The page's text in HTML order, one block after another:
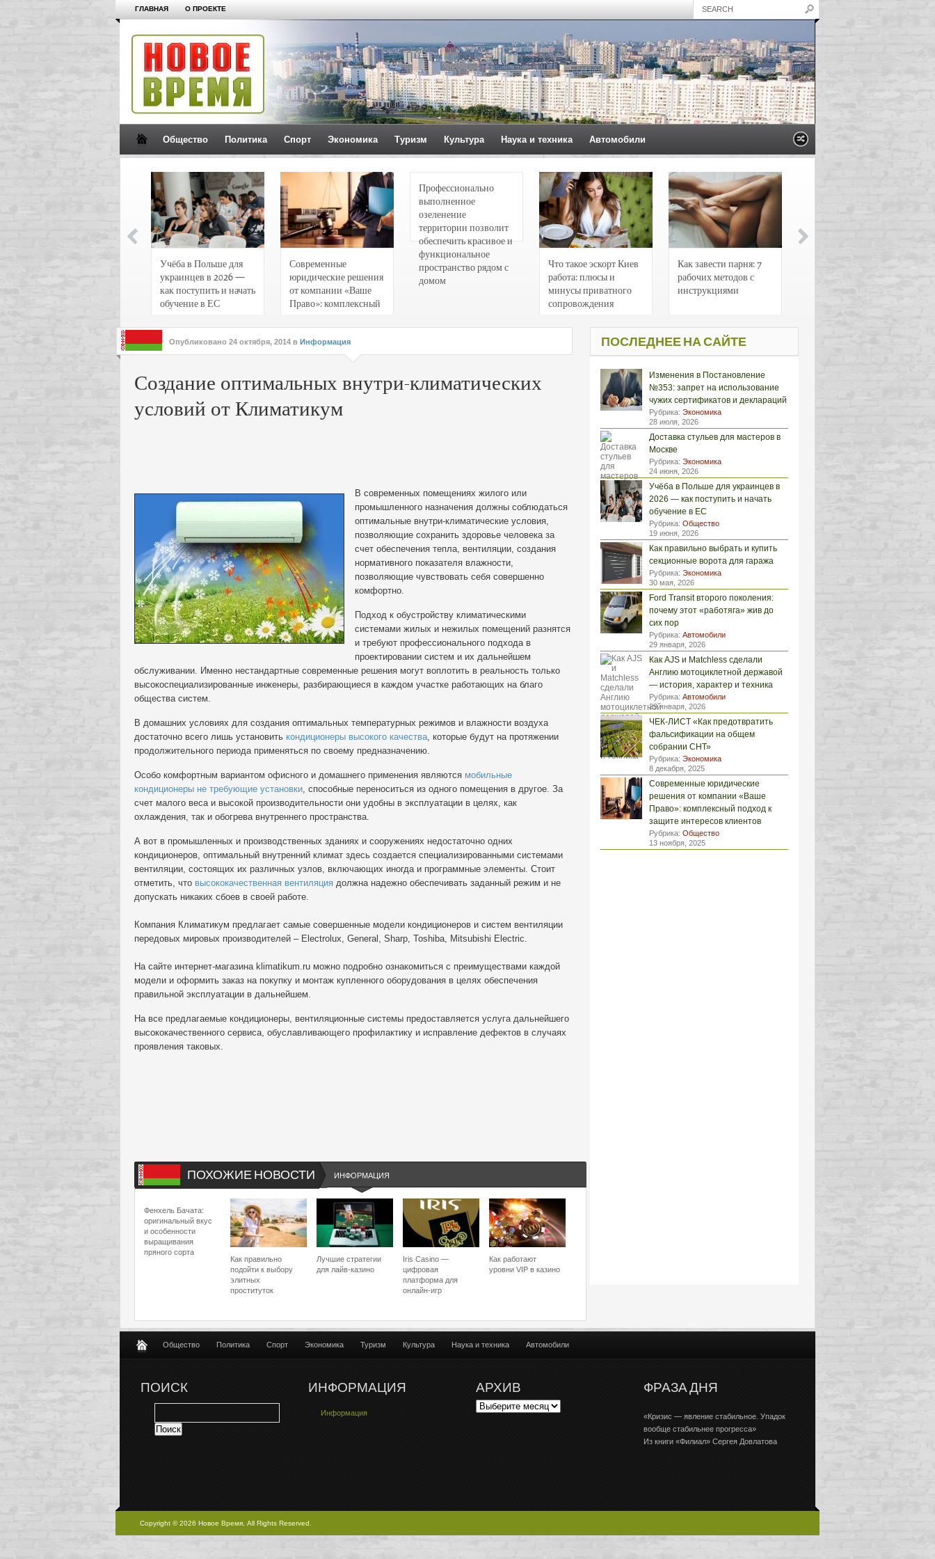
ГЛАВНАЯ О ПРОЕКТЕ
Общество Политика Спорт Экономика Туризм Культура Наука и техника Автомобили
Учёба в Польше для
украинцев в 2026 —
как поступить и начать
обучение в ЕС
Современные
юридические решения
от компании «Ваше
Право»: комплексный
интересов клиентов
Профессионально
выполненное
озеленение
территории позволит
обеспечить красивое и
функциональное
пространство рядом с
домом
Что такое эскорт Киев
работа: плюсы и
минусы приватного
сопровождения
Как завести парня: 7
рабочих методов с
инструкциями
Опубликовано 24 октября, 2014 в Информация
Создание оптимальных внутри-климатических
условий от Климатикум
В современных помещениях жилого или
промышленного назначения должны соблюдаться
оптимальные внутри-климатические условия,
позволяющие сохранить здоровье человека за
счет обеспечения тепла, вентиляции, создания
нормативного показателя влажности,
позволяющие чувствовать себя совершенно
комфортно.
Подход к обустройству климатическими
системами жилых и нежилых помещений разнятся
и требуют профессионального подхода в
проектировании систем и их дальнейшем
обслуживании. Именно нестандартные современные решения могут воплотить в реальность только
высокоспециализированные инженеры, разбирающиеся в каждом участке работающих на благо
общества систем.
В домашних условиях для создания оптимальных температурных режимов и влажности воздуха
достаточно всего лишь установить кондиционеры высокого качества, которые будут на протяжении
продолжительного периода применяться по своему предназначению.
Особо комфортным вариантом офисного и домашнего применения являются мобильные
кондиционеры не требующие установки, способные переноситься из одного помещения в другое. За
счет малого веса и высокой производительности они удобны в эксплуатации в целях, как
охлаждения, так и обогрева внутреннего пространства.
А вот в промышленных и производственных зданиях и сооружениях недостаточно одних
кондиционеров, оптимальный внутренний климат здесь создается специализированными системами
вентиляции, состоящих их различных узлов, включающих иногда и программные элементы. Стоит
отметить, что высококачественная вентиляция должна надежно обеспечивать заданный режим и не
допускать никаких сбоев в своей работе.
Компания Климатикум предлагает самые совершенные модели кондиционеров и систем вентиляции
передовых мировых производителей – Electrolux, General, Sharp, Toshiba, Mitsubishi Electric.
На сайте интернет-магазина klimatikum.ru можно подробно ознакомиться с преимуществами каждой
модели и оформить заказ на покупку и монтаж купленного оборудования в целях обеспечения
правильной эксплуатации в дальнейшем.
На все предлагаемые кондиционеры, вентиляционные системы предоставляется услуга дальнейшего
высококачественного сервиса, обуславливающего профилактику и исправление дефектов в случаях
проявления таковых.
ПОХОЖИЕ НОВОСТИ ИНФОРМАЦИЯ
Фенхель Бачата:
оригинальный вкус
и особенности
выращивания
пряного сорта
Как правильно
подойти к выбору
элитных
проституток
Лучшие стратегии
для лайв-казино
Iris Casino —
цифровая
платформа для
онлайн-игр
Как работают
уровни VIP в казино
ПОСЛЕДНЕЕ НА САЙТЕ
Изменения в Постановление
№353: запрет на использование
чужих сертификатов и деклараций
Рубрика: Экономика
28 июля, 2026
Доставка стульев для мастеров в
Москве
Рубрика: Экономика
24 июня, 2026
Учёба в Польше для украинцев в
2026 — как поступить и начать
обучение в ЕС
Рубрика: Общество
19 июня, 2026
Как правильно выбрать и купить
секционные ворота для гаража
Рубрика: Экономика
30 мая, 2026
Ford Transit второго поколения:
почему этот «работяга» жив до
сих пор
Рубрика: Автомобили
29 января, 2026
Как AJS и Matchless сделали
Англию мотоциклетной державой
— история, характер и техника
Рубрика: Автомобили
29 января, 2026
ЧЕК-ЛИСТ «Как предотвратить
фальсификации на общем
собрании СНТ»
Рубрика: Экономика
8 декабря, 2025
Современные юридические
решения от компании «Ваше
Право»: комплексный подход к
защите интересов клиентов
Рубрика: Общество
13 ноября, 2025
Общество Политика Спорт Экономика Туризм Культура Наука и техника Автомобили
ПОИСК ИНФОРМАЦИЯ
Информация
АРХИВ ФРАЗА ДНЯ
«Кризис — явление стабильное. Упадок
вообще стабильнее прогресса»
Из книги «Филиал» Сергея Довлатова
Copyright © 2026 Новое Время, All Rights Reserved.